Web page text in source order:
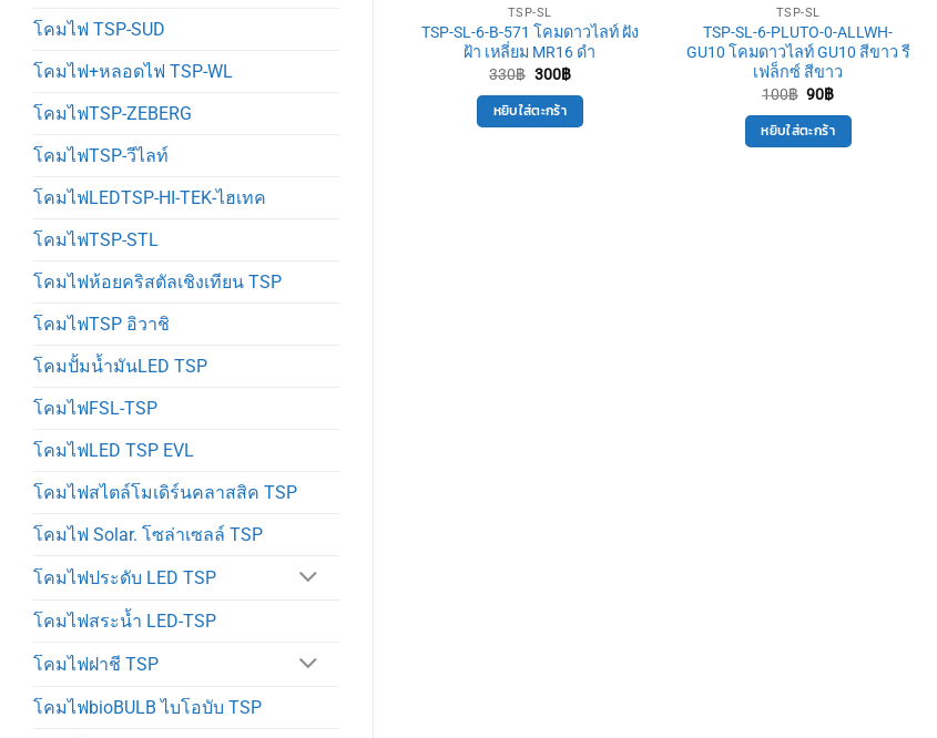
โคมไฟ TSP-SUD
โคมไฟ+หลอดไฟ TSP-WL
โคมไฟTSP-ZEBERG
โคมไฟTSP-วีไลท์
โคมไฟLEDTSP-HI-TEK-ไฮเทค
โคมไฟTSP-STL
โคมไฟห้อยคริสตัลเชิงเทียน TSP
โคมไฟTSP อิวาชิ
โคมปั้มน้ำมันLED TSP
โคมไฟFSL-TSP
โคมไฟLED TSP EVL
โคมไฟสไตล์โมเดิร์นคลาสสิค TSP
โคมไฟ Solar. โซล่าเซลล์ TSP
โคมไฟประดับ LED TSP
โคมไฟสระน้ำ LED-TSP
โคมไฟฝาชี TSP
โคมไฟbioBULB ไบโอบับ TSP
TSP-SL
TSP-SL-6-B-571 โคมดาวไลท์ ฝัง
ฝ้า เหลี่ยม MR16 ดำ
330฿ Original
was:
330฿.
300฿Current
is:
300฿.
หยิบใส่ตะกร้า
TSP-SL
TSP-SL-6-PLUTO-0-ALLWH-
GU10 โคมดาวไลท์ GU10 สีขาว รี
เฟล็กซ์ สีขาว
100฿ Original
was:
100฿.
90฿Current
is:
90฿.
หยิบใส่ตะกร้า
โคมดาวไลท์
price
is:
TSP-SL-6-W-590 โคมดาวไลท์
250